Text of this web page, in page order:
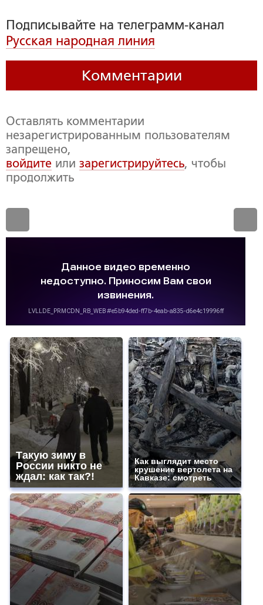
Подписывайте на телеграмм-канал
Русская народная линия
Комментарии
Оставлять комментарии
незарегистрированным пользователям
запрещено,
войдите или зарегистрируйтесь, чтобы
продолжить
Такую зиму в
России никто не
ждал: как так?!
Как выглядит место
крушение вертолета на
Кавказе: смотреть